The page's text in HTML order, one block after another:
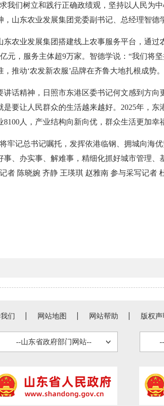
我们树立和践行正确政绩观，坚持以人民为
山东农业发展集团党委副书记、总经理智德
东农业发展集团搭建线上农事服务平台，通
元，服务主体超9万家。智德学说：“我们将
推动‘农发新农服’品牌在齐鲁大地扎根成势
讲话精神，日照市东港区委书记何文感到方向
是要让人民群众的生活越来越好。2025年，
人，产业结构向新向优，群众生活更加幸
牢记总书记嘱托，发挥依港临钢、拥城向海
事、办实事、解难事，精细化抓好城市管理
者 陈晓婉 齐静 王瑛琪 赵雅南 参与采写记者
们 网站地图 网站帮助 版权声
--山东省政府部门网站--